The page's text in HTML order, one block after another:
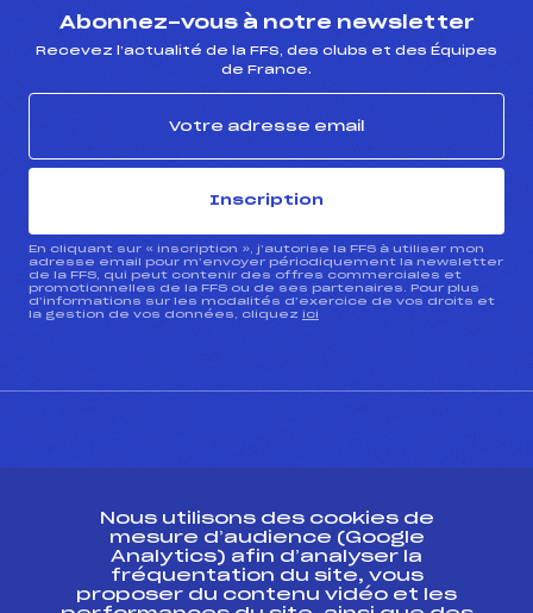
Abonnez-vous à notre newsletter
Recevez l’actualité de la FFS, des clubs et des Équipes
de France.
Inscription
En cliquant sur « inscription », j’autorise la FFS à utiliser mon
adresse email pour m’envoyer périodiquement la newsletter
de la FFS, qui peut contenir des offres commerciales et
promotionnelles de la FFS ou de ses partenaires. Pour plus
d’informations sur les modalités d’exercice de vos droits et
la gestion de vos données, cliquez ici
Ressources
Nous utilisons des cookies de
mesure d’audience (Google
Analytics) afin d’analyser la
fréquentation du site, vous
proposer du contenu vidéo et les